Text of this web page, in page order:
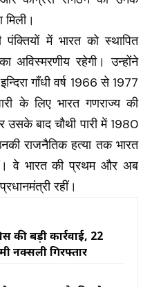
में भारत को स्थापित
अविस्मरणीय रहेगी। उन्होंने
गाँधी वर्ष 1966 से 1977
के लिए भारत गणराज्य की
उसके बाद चौथी पारी में 1980
राजनैतिक हत्या तक भारत
वे भारत की प्रथम और अब
रहीं।
की बड़ी कार्रवाई, 22
नक्सली गिरफ्तार